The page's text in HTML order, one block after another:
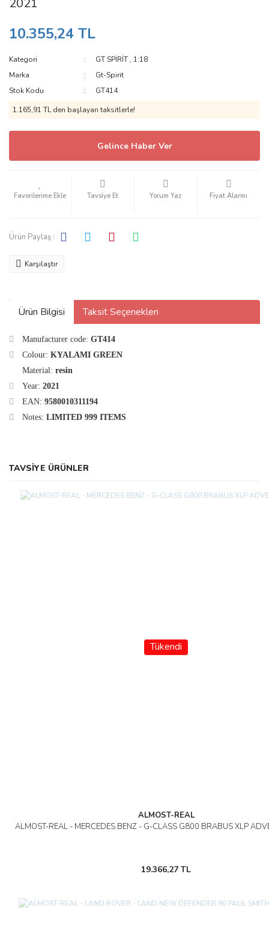
2021
10.355,24 TL
Kategori GT SPİRİT , 1:18
Marka
Gt-Spirit
Stok Kodu
GT414
1.165,91 TL den başlayan taksitlerle!
Gelince Haber Ver
Tavsiye Et Yorum Yaz Fiyat Alarmı
Ürün Paylaş :
Karşılaştır
Ürün Bilgisi Taksit Seçenekleri
Manufacturer code: GT414
Colour: KYALAMI GREEN
Material: resin
Year: 2021
EAN: 9580010311194
Notes: LIMITED 999 ITEMS
TAVSİYE ÜRÜNLER
Tükendi
ALMOST-REAL
ALMOST-REAL - MERCEDES BENZ - G-CLASS G800 BRABUS XLP
19.366,27 TL